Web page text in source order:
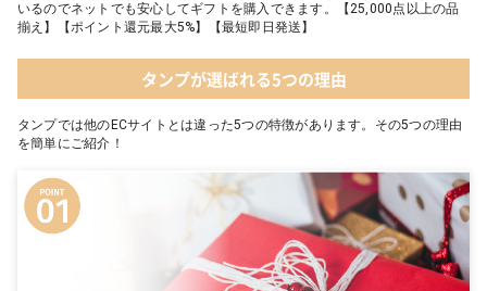
いるのでネットでも安心してギフトを購入できます。【25,000点以上の品
揃え】【ポイント還元最大5%】【最短即日発送】
タンプが選ばれる5つの理由
タンプでは他のECサイトとは違った5つの特徴があります。その5つの理由
を簡単にご紹介！